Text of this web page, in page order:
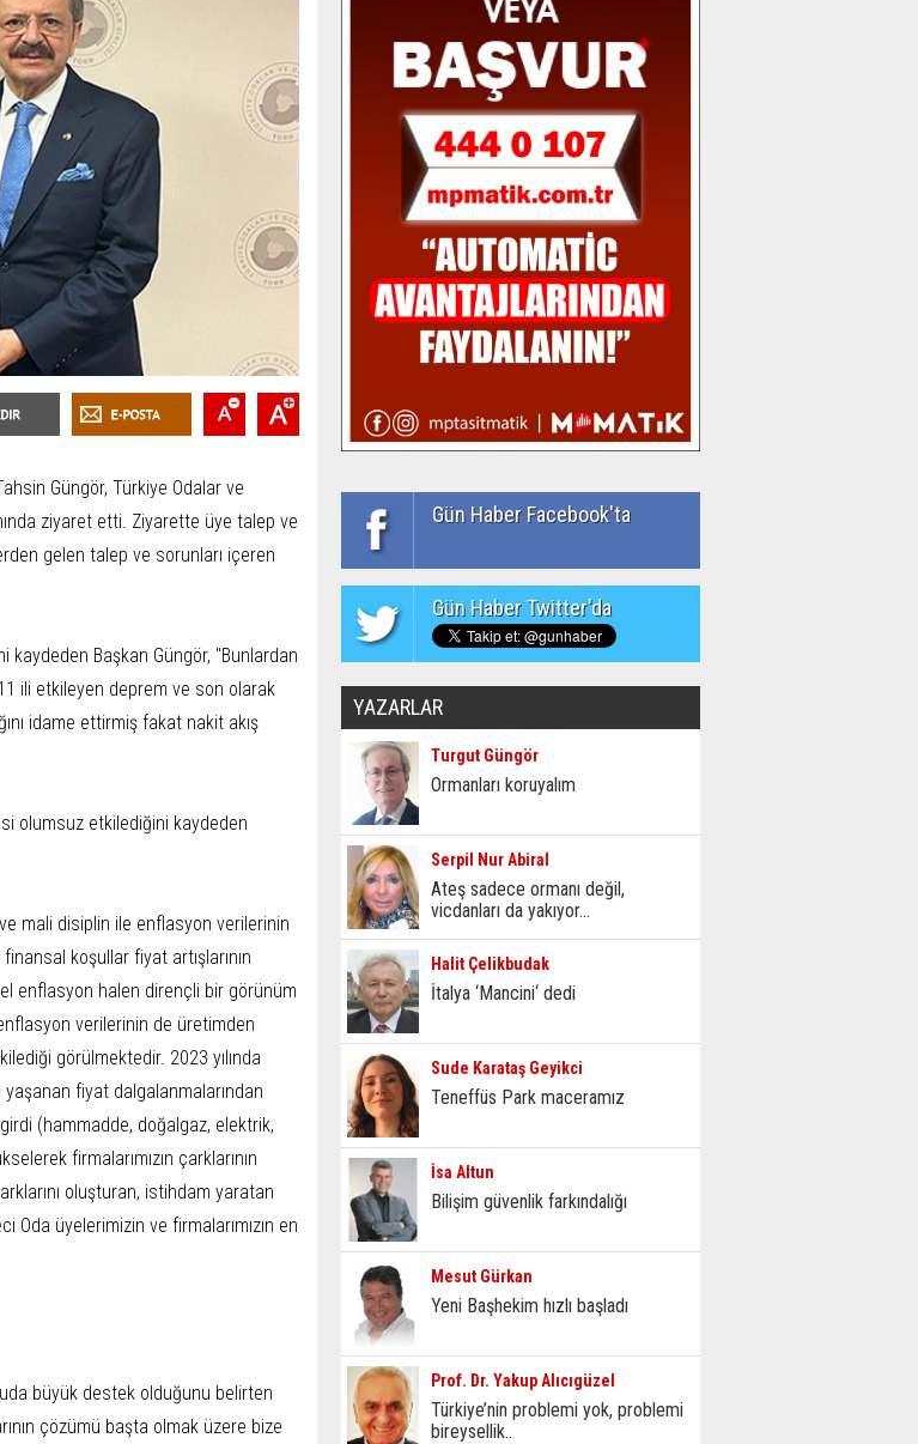
Güngör, Türkiye Odalar ve
ziyaret etti. Ziyarette üye talep ve
gelen talep ve sorunları içeren
kaydeden Başkan Güngör, "Bunlardan
ili etkileyen deprem ve son olarak
idame ettirmiş fakat nakit akış
olumsuz etkilediğini kaydeden
mali disiplin ile enflasyon verilerinin
koşullar fiyat artışlarının
enflasyon halen dirençli bir görünüm
verilerinin de üretimden
görülmektedir. 2023 yılında
fiyat dalgalanmalarından
(hammadde, doğalgaz, elektrik,
firmalarımızın çarklarının
oluşturan, istihdam yaratan
Oda üyelerimizin ve firmalarımızın en
büyük destek olduğunu belirten
çözümü başta olmak üzere bize
Gün Haber Facebook'ta
Gün Haber Twitter'da
YAZARLAR
Turgut Güngör
Ormanları koruyalım
Serpil Nur Abiral
Ateş sadece ormanı değil,
vicdanları da yakıyor...
Halit Çelikbudak
İtalya ‘Mancini‘ dedi
Sude Karataş Geyikci
Teneffüs Park maceramız
İsa Altun
Bilişim güvenlik farkındalığı
Mesut Gürkan
Yeni Başhekim hızlı başladı
Prof. Dr. Yakup Alıcıgüzel
Türkiye’nin problemi yok, problemi
bireysellik..